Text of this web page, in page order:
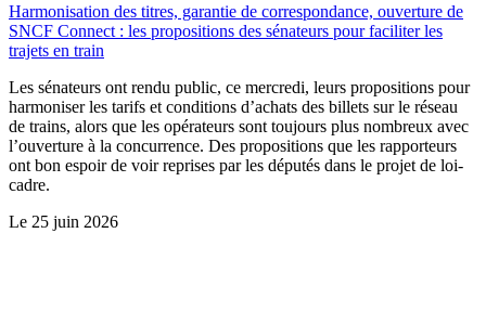
Harmonisation des titres, garantie de correspondance, ouverture de
SNCF Connect : les propositions des sénateurs pour faciliter les
trajets en train
Les sénateurs ont rendu public, ce mercredi, leurs propositions pour
harmoniser les tarifs et conditions d’achats des billets sur le réseau
de trains, alors que les opérateurs sont toujours plus nombreux avec
l’ouverture à la concurrence. Des propositions que les rapporteurs
ont bon espoir de voir reprises par les députés dans le projet de loi-
cadre.
Le 25 juin 2026